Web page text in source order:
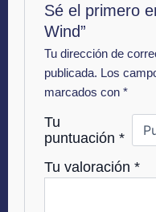
Sé el primero
Wind”
Tu dirección de
publicada. Los
marcados con*
Tu
puntuación*
Tu valoración*